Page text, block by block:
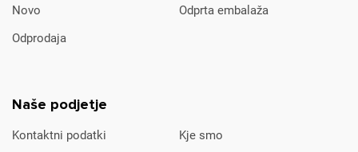
Novo
Odprta embalaža
Odprodaja
Naše podjetje
Kontaktni podatki
Kje smo